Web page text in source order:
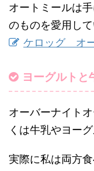
オートミールは
のものを愛用して
ケロッグ オ
ヨーグルトと
オーバーナイト
くは牛乳やヨーグ
実際に私は両方